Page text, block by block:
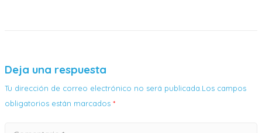
Deja una respuesta
Tu dirección de correo electrónico no será publicada.Los campos
obligatorios están marcados *